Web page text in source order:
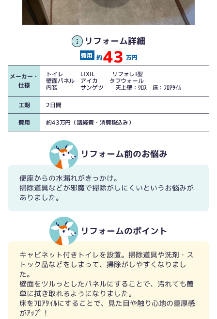
リフォーム詳細
約43 万円
メーカー・
仕様
トイレ LIXIL リフォレI型
壁面パネル アイカ タフウォール
内装 サンゲツ 天上壁：ｸﾛｽ 床：ﾌﾛｱﾀｲﾙ
工期 2日間
費用 約43万円（諸経費・消費税込み）
リフォーム前のお悩み
便座からの水漏れがきっかけ。
掃除道具などが邪魔で掃除がしにくいというお悩みが
ありました。
リフォームのポイント
キャビネット付きトイレを設置。掃除道具や洗剤・ス
トック品などをしまって、掃除がしやすくなりまし
た。
壁面をツルっとしたパネルにすることで、汚れても簡
単に拭き取れるようになりました。
床をﾌﾛｱﾀｲﾙにすることで、見た目や触り心地の重厚感
がｱｯﾌﾟ！